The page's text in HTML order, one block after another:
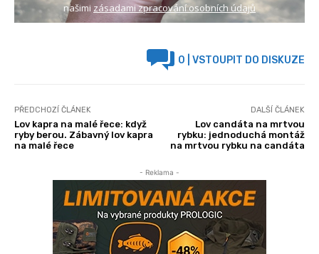
našimi zásadami zpracování osobních údajů
0 | VSTOUPIT DO DISKUZE
PŘEDCHOZÍ ČLÁNEK
Lov kapra na malé řece: když
ryby berou. Zábavný lov kapra
na malé řece
DALŠÍ ČLÁNEK
Lov candáta na mrtvou
rybku: jednoduchá montáž
na mrtvou rybku na candáta
- Reklama -